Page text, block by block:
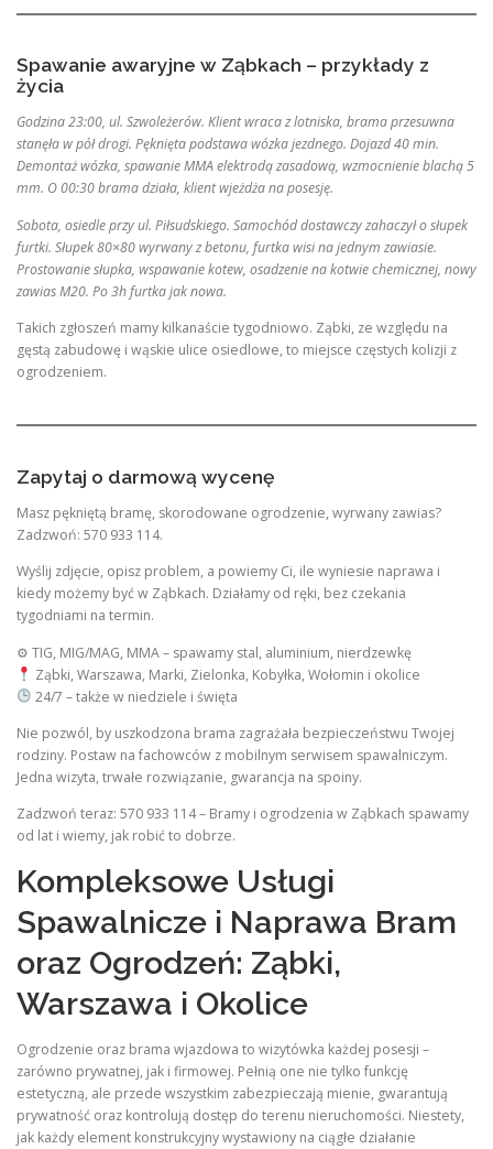
Spawanie awaryjne w Ząbkach – przykłady z
życia
Godzina 23:00, ul. Szwoleżerów. Klient wraca z lotniska, brama przesuwna
stanęła w pół drogi. Pęknięta podstawa wózka jezdnego. Dojazd 40 min.
Demontaż wózka, spawanie MMA elektrodą zasadową, wzmocnienie blachą 5
mm. O 00:30 brama działa, klient wjeżdża na posesję.
Sobota, osiedle przy ul. Piłsudskiego. Samochód dostawczy zahaczył o słupek
furtki. Słupek 80×80 wyrwany z betonu, furtka wisi na jednym zawiasie.
Prostowanie słupka, wspawanie kotew, osadzenie na kotwie chemicznej, nowy
zawias M20. Po 3h furtka jak nowa.
Takich zgłoszeń mamy kilkanaście tygodniowo. Ząbki, ze względu na
gęstą zabudowę i wąskie ulice osiedlowe, to miejsce częstych kolizji z
ogrodzeniem.
Zapytaj o darmową wycenę
Masz pękniętą bramę, skorodowane ogrodzenie, wyrwany zawias?
Zadzwoń: 570 933 114.
Wyślij zdjęcie, opisz problem, a powiemy Ci, ile wyniesie naprawa i
kiedy możemy być w Ząbkach. Działamy od ręki, bez czekania
tygodniami na termin.
⚙ TIG, MIG/MAG, MMA – spawamy stal, aluminium, nierdzewkę
Ząbki, Warszawa, Marki, Zielonka, Kobyłka, Wołomin i okolice
24/7 – także w niedziele i święta
Nie pozwól, by uszkodzona brama zagrażała bezpieczeństwu Twojej
rodziny. Postaw na fachowców z mobilnym serwisem spawalniczym.
Jedna wizyta, trwałe rozwiązanie, gwarancja na spoiny.
Zadzwoń teraz: 570 933 114 – Bramy i ogrodzenia w Ząbkach spawamy
od lat i wiemy, jak robić to dobrze.
Kompleksowe Usługi
Spawalnicze i Naprawa Bram
oraz Ogrodzeń: Ząbki,
Warszawa i Okolice
Ogrodzenie oraz brama wjazdowa to wizytówka każdej posesji –
zarówno prywatnej, jak i firmowej. Pełnią one nie tylko funkcję
estetyczną, ale przede wszystkim zabezpieczają mienie, gwarantują
prywatność oraz kontrolują dostęp do terenu nieruchomości. Niestety,
jak każdy element konstrukcyjny wystawiony na ciągłe działanie